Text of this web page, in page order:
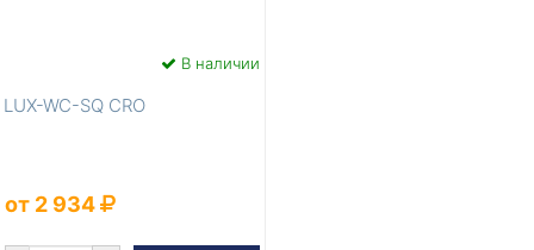
В наличии
LUX-WC-SQ CRO
от 2 934